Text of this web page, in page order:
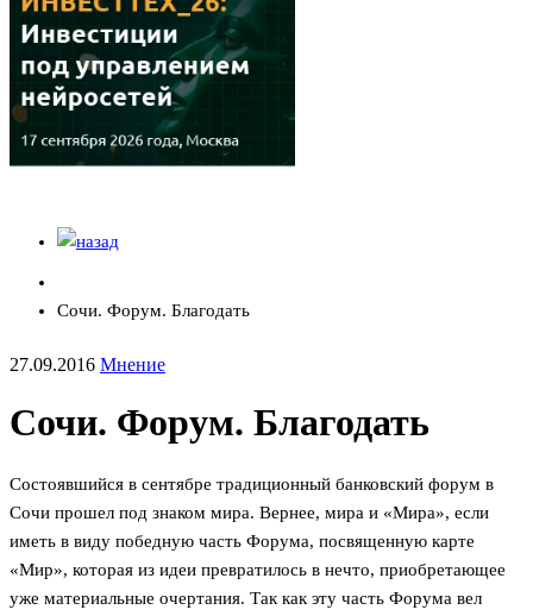
Сочи. Форум. Благодать
27.09.2016 Мнение
Сочи. Форум. Благодать
Состоявшийся в сентябре традиционный банковский форум в
Сочи прошел под знаком мира. Вернее, мира и «Мира», если
иметь в виду победную часть Форума, посвященную карте
«Мир», которая из идеи превратилось в нечто, приобретающее
уже материальные очертания. Так как эту часть Форума вел